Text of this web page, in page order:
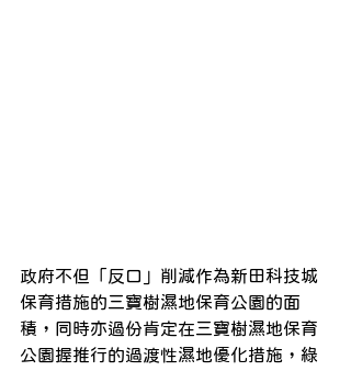
政府不但「反口」削減作為新田科技城
保育措施的三寶樹濕地保育公園的面
積，同時亦過份肯定在三寶樹濕地保育
公園握推行的過渡性濕地優化措施，綠